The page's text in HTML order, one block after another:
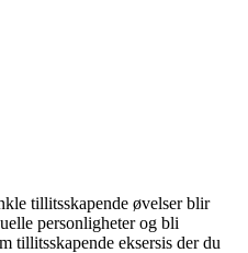
tillitsskapende øvelser blir
personligheter og bli
tillitsskapende eksersis der du